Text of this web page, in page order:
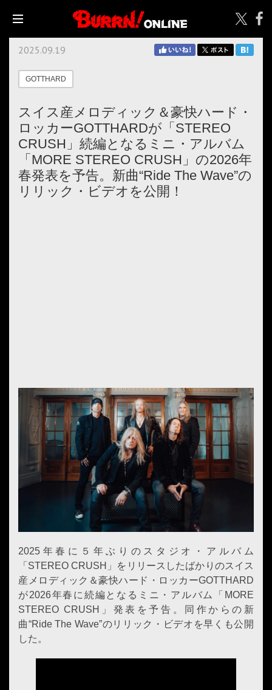
2025.09.19
GOTTHARD
スイス産メロディック＆豪快ハード・
ロッカーGOTTHARDが「STEREO
CRUSH」続編となるミニ・アルバム
「MORE STEREO CRUSH」の2026年
春発表を予告。新曲“Ride The Wave”の
リリック・ビデオを公開！
2025年春に５年ぶりのスタジオ・アルバム
「STEREO CRUSH」をリリースしたばかりのスイス
産メロディック＆豪快ハード・ロッカーGOTTHARD
が2026年春に続編となるミニ・アルバム「MORE
STEREO CRUSH」発表を予告。同作からの新
曲“Ride The Wave”のリリック・ビデオを早くも公開
した。